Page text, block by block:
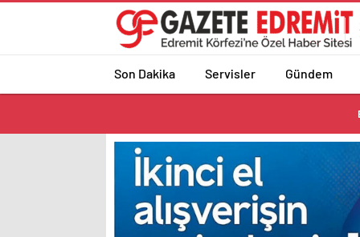
Son Dakika Servisler Gündem